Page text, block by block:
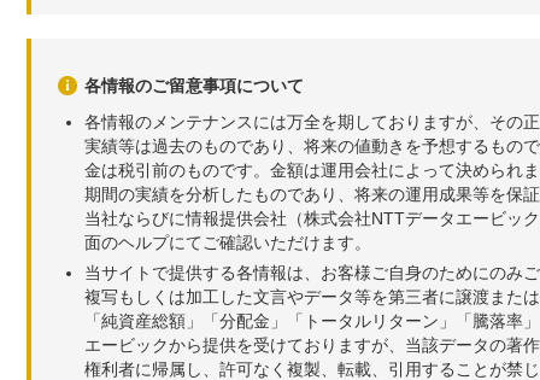
各情報のご留意事項について
各情報のメンテナンスには万全を期しておりますが、その
実績等は過去のものであり、将来の値動きを予想するもの
金は税引前のものです。金額は運用会社によって決められ
期間の実績を分析したものであり、将来の運用成果等を保
当社ならびに情報提供会社（株式会社NTTデータエービッ
面のヘルプにてご確認いただけます。
当サイトで提供する各情報は、お客様ご自身のためにのみ
複写もしくは加工した文言やデータ等を第三者に譲渡また
「純資産総額」「分配金」「トータルリターン」「騰落
エービックから提供を受けておりますが、当該データの著
権利者に帰属し、許可なく複製、転載、引用することが禁